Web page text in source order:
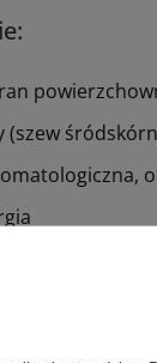
(szew